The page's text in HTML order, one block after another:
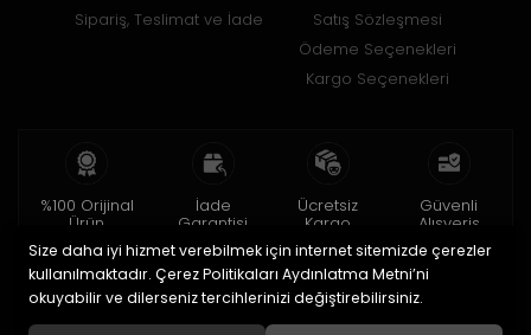
Sipariş, Teslimat ve İade
Satış Sözleşmesi
Ödeme Seçenekleri
Kargo Seçenekleri
%100 Orijinal
Ürün
2 yıl garanti
İade
Garantisi
15 gün içinde
iade
Ücretsiz
Kargo
150 TL ve üzeri
Güvenli
Alışveriş
256bit SSL ile
Size daha iyi hizmet verebilmek için internet sitemizde çerezler
kullanılmaktadır. Çerez Politikaları Aydınlatma Metni’ni
okuyabilir ve dilerseniz tercihlerinizi değiştirebilirsiniz.